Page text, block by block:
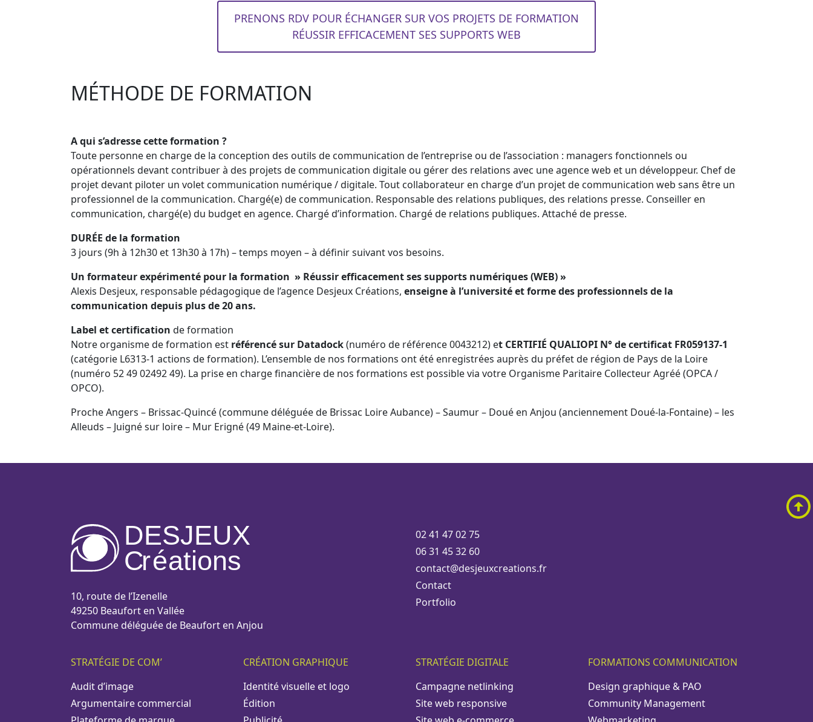
PRENONS RDV POUR ÉCHANGER SUR VOS PROJETS DE FORMATION
RÉUSSIR EFFICACEMENT SES SUPPORTS WEB
MÉTHODE DE FORMATION
A qui s’adresse cette formation ?
Toute personne en charge de la conception des outils de communication de l’entreprise ou de l’association : managers fonctionnels ou
opérationnels devant contribuer à des projets de communication digitale ou gérer des relations avec une agence web et un développeur. Chef de
projet devant piloter un volet communication numérique / digitale. Tout collaborateur en charge d’un projet de communication web sans être un
professionnel de la communication. Chargé(e) de communication. Responsable des relations publiques, des relations presse. Conseiller en
communication, chargé(e) du budget en agence. Chargé d’information. Chargé de relations publiques. Attaché de presse.
DURÉE de la formation
3 jours (9h à 12h30 et 13h30 à 17h) – temps moyen – à définir suivant vos besoins.
Un formateur expérimenté pour la formation » Réussir efficacement ses supports numériques (WEB) »
Alexis Desjeux, responsable pédagogique de l’agence Desjeux Créations, enseigne à l’université et forme des professionnels de la
communication depuis plus de 20 ans.
Label et certification de formation
Notre organisme de formation est référencé sur Datadock(numéro de référence 0043212) et CERTIFIÉ QUALIOPI N° de certificat FR059137-1
(catégorie L6313-1 actions de formation). L’ensemble de nos formations ont été enregistrées auprès du préfet de région de Pays de la Loire
(numéro 52 49 02492 49). La prise en charge financière de nos formations est possible via votre Organisme Paritaire Collecteur Agréé (OPCA /
OPCO).
Proche Angers – Brissac-Quincé (commune déléguée de Brissac Loire Aubance) – Saumur – Doué en Anjou (anciennement Doué-la-Fontaine) – les
Alleuds – Juigné sur loire – Mur Erigné (49 Maine-et-Loire).
DESJEUX
Créations
10, route de l’Izenelle
49250 Beaufort en Vallée
Commune déléguée de Beaufort en Anjou
02 41 47 02 75
06 31 45 32 60
contact@desjeuxcreations.fr
Contact
Portfolio
STRATÉGIE DE COM’
Audit d’image
Argumentaire commercial
CRÉATION GRAPHIQUE
Identité visuelle et logo
Édition
STRATÉGIE DIGITALE
Campagne netlinking
Site web responsive
FORMATIONS COMMUNICATION
Design graphique & PAO
Community Management